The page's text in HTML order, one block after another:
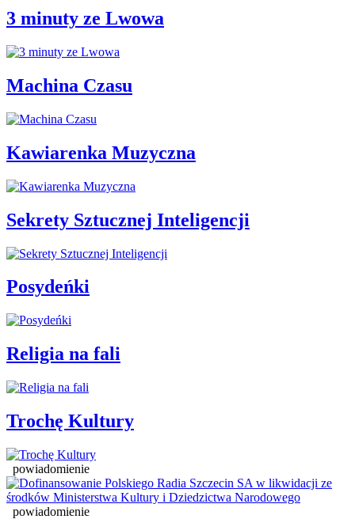
3 minuty ze Lwowa
Machina Czasu
Kawiarenka Muzyczna
Sekrety Sztucznej Inteligencji
Posydeńki
Religia na fali
Trochę Kultury
powiadomienie
powiadomienie